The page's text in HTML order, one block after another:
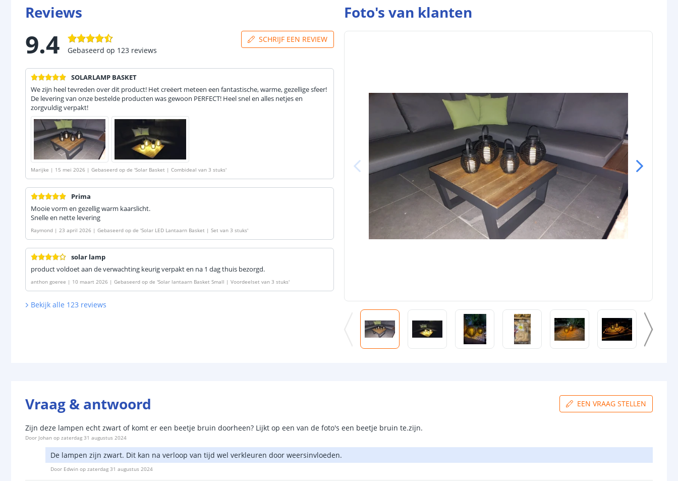
Reviews
9.4 Gebaseerd op 123 reviews
SCHRIJF EEN REVIEW
SOLARLAMP BASKET
We zijn heel tevreden over dit product! Het creëert meteen een fantastische, warme, gezellige sfeer!
De levering van onze bestelde producten was gewoon PERFECT! Heel snel en alles netjes en
zorgvuldig verpakt!
Marijke | 15 mei 2026 | Gebaseerd op de 'Solar Basket | Combideal van 3 stuks'
Prima
Mooie vorm en gezellig warm kaarslicht.
Snelle en nette levering
Raymond | 23 april 2026 | Gebaseerd op de 'Solar LED Lantaarn Basket | Set van 3 stuks'
solar lamp
product voldoet aan de verwachting keurig verpakt en na 1 dag thuis bezorgd.
anthon goeree | 10 maart 2026 | Gebaseerd op de 'Solar lantaarn Basket Small | Voordeelset van 3 stuks'
Bekijk alle 123 reviews
Foto's van klanten
Vraag & antwoord EEN VRAAG STELLEN
Zijn deze lampen echt zwart of komt er een beetje bruin doorheen? Lijkt op een van de foto's een beetje bruin te.zijn.
Door Johan op zaterdag 31 augustus 2024
De lampen zijn zwart. Dit kan na verloop van tijd wel verkleuren door weersinvloeden.
Door Edwin op zaterdag 31 augustus 2024